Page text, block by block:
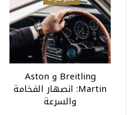
Breitling و Aston
Martin: انصهار الفخامة
والسرعة